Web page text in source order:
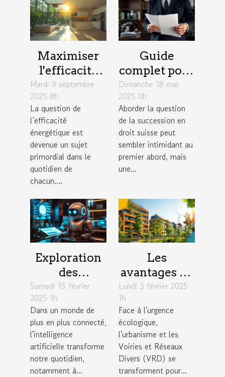
Maximiser
l'efficacité
énergétique :
astuces pour
réduire votre
facture
Mardi 9 septembre
2025 8h
La question de
l’efficacité
énergétique est
devenue un sujet
primordial dans le
quotidien de
chacun....
Guide
complet pour
comprendre
et planifier
sa succession
en droit
suisse
Dimanche 18 mai
2025 0h
Aborder la question
de la succession en
droit suisse peut
sembler intimidant au
premier abord, mais
une...
Exploration
des
avantages
des chatbots
basés sur
l'intelligence
artificielle
Samedi 15 février
2025 1h
Dans un monde de
plus en plus connecté,
l'intelligence
artificielle transforme
notre quotidien,
notamment à...
Les
avantages de
l'intégration
technologies
durables en
urbanisme et
VRD
Lundi 3 février 2025
1h
Face à l'urgence
écologique,
l'urbanisme et les
Voiries et Réseaux
Divers (VRD) se
transforment pour...